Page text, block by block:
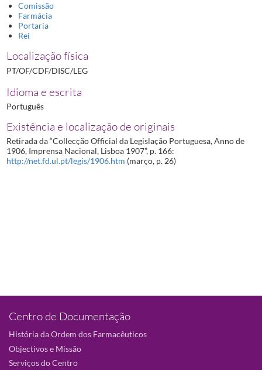
Comissão
Farmácia
Portaria
Rei
Localização física
PT/OF/CDF/DISC/LEG
Idioma e escrita
Português
Existência e localização de originais
Retirada da “Collecção Official da Legislação Portuguesa, Anno de
1906, Imprensa Nacional, Lisboa 1907”, p. 166:
http://net.fd.ul.pt/legis/1906.htm (março, p. 26)
Centro de Documentação
História da Ordem dos Farmacêuticos
Objectivos e Missão
Serviços do Centro